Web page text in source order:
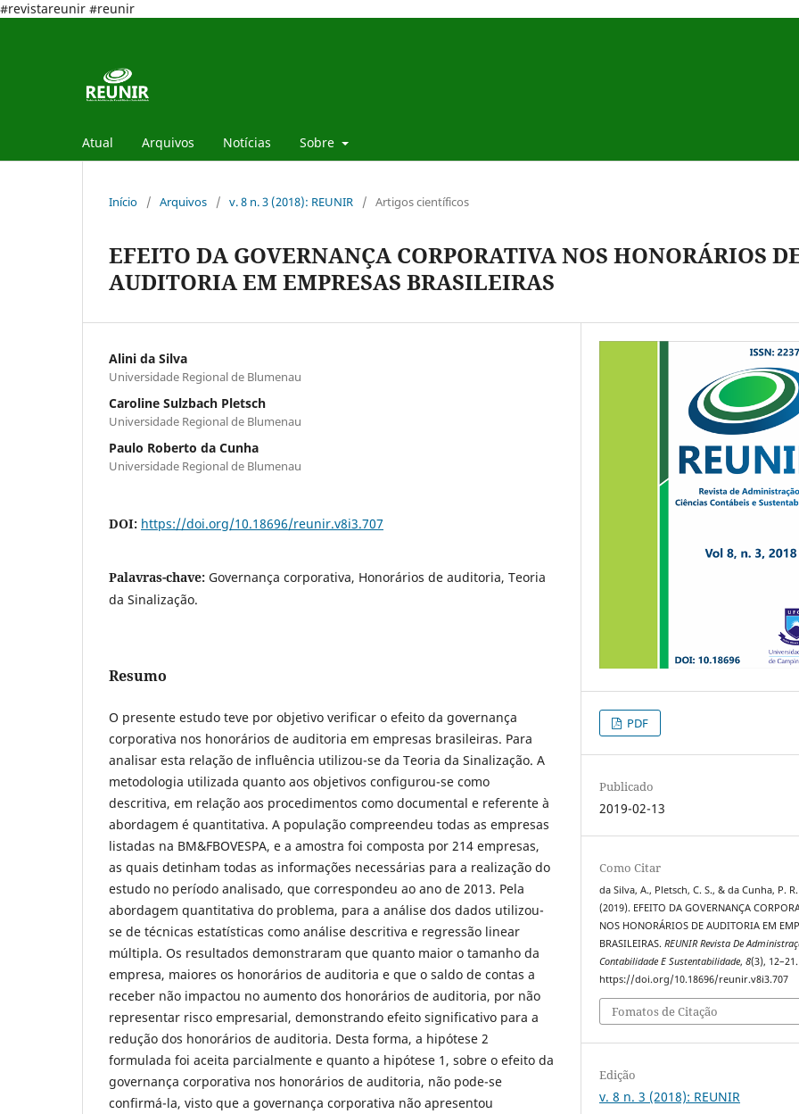
#revistareunir #reunir
Atual Arquivos Notícias Sobre
Início / Arquivos / v. 8 n. 3 (2018): REUNIR / Artigos científicos
EFEITO DA GOVERNANÇA CORPORATIVA NOS HONORÁRIOS
AUDITORIA EM EMPRESAS BRASILEIRAS
Alini da Silva
Universidade Regional de Blumenau
Caroline Sulzbach Pletsch
Universidade Regional de Blumenau
Paulo Roberto da Cunha
Universidade Regional de Blumenau
DOI: https://doi.org/10.18696/reunir.v8i3.707
Palavras-chave: Governança corporativa, Honorários de auditoria, Teoria
da Sinalização.
Resumo
O presente estudo teve por objetivo verificar o efeito da governança
corporativa nos honorários de auditoria em empresas brasileiras. Para
analisar esta relação de influência utilizou-se da Teoria da Sinalização. A
metodologia utilizada quanto aos objetivos configurou-se como
descritiva, em relação aos procedimentos como documental e referente à
abordagem é quantitativa. A população compreendeu todas as empresas
listadas na BM&FBOVESPA, e a amostra foi composta por 214 empresas,
as quais detinham todas as informações necessárias para a realização do
estudo no período analisado, que correspondeu ao ano de 2013. Pela
abordagem quantitativa do problema, para a análise dos dados utilizou-
se de técnicas estatísticas como análise descritiva e regressão linear
múltipla. Os resultados demonstraram que quanto maior o tamanho da
empresa, maiores os honorários de auditoria e que o saldo de contas a
receber não impactou no aumento dos honorários de auditoria, por não
representar risco empresarial, demonstrando efeito significativo para a
redução dos honorários de auditoria. Desta forma, a hipótese 2
formulada foi aceita parcialmente e quanto a hipótese 1, sobre o efeito da
governança corporativa nos honorários de auditoria, não pode-se
confirmá-la, visto que a governança corporativa não apresentou
PDF
Publicado
2019-02-13
Como Citar
da Silva, A., Pletsch, C. S., & da Cunha, P. R.
(2019). EFEITO DA GOVERNANÇA
NOS HONORÁRIOS DE AUDITORIA EM
BRASILEIRAS.REUNIR Revista De
Contabilidade E Sustentabilidade,8(3), 12–21.
https://doi.org/10.18696/reunir.v8i3.707
Fomatos de Citação
Edição
v. 8 n. 3 (2018): REUNIR